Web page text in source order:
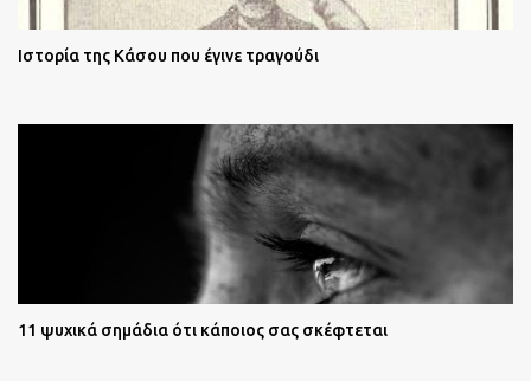
Ιστορία της Κάσου που έγινε τραγούδι
11 ψυχικά σημάδια ότι κάποιος σας σκέφτεται